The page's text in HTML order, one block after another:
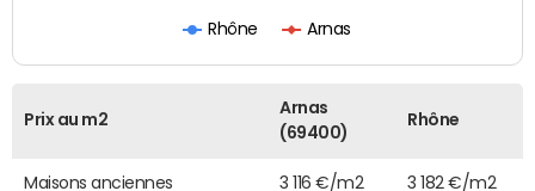
Rhône Arnas
Prix au m2
Arnas
(69400)
Rhône
Maisons anciennes 3 116 €/m2 3 182 €/m2